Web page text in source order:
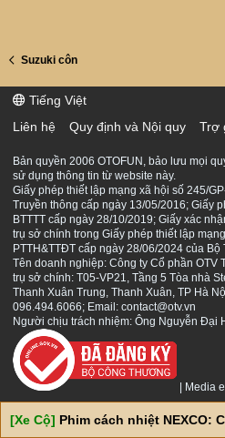
Suzuki côn
Tiếng Việt
Liên hệ
Quy định và Nội quy Trợ
Bản quyền 2006 OTOFUN, bảo lưu mọi
sử dụng thông tin từ website này.
Giấy phép thiết lập mạng xã hội số 245/
Truyền thông cấp ngày 13/05/2016; Giấy
BTTTT cấp ngày 28/10/2019; Giấy xác
trụ sở chính trong Giấy phép thiết lập
PTTH&TTĐT cấp ngày 28/06/2024 của
Tên doanh nghiệp: Công ty Cổ phần OTV
trụ sở chính: T05-VP21, Tầng 5 Tòa nhà
Thanh Xuân Trung, Thanh Xuân, TP Hà
096.494.6066; Email: contact@otv.vn
Người chịu trách nhiệm: Ông Nguyễn Đại
Media
[Xe Cộ] Phim cách nhiệt NEXCO: